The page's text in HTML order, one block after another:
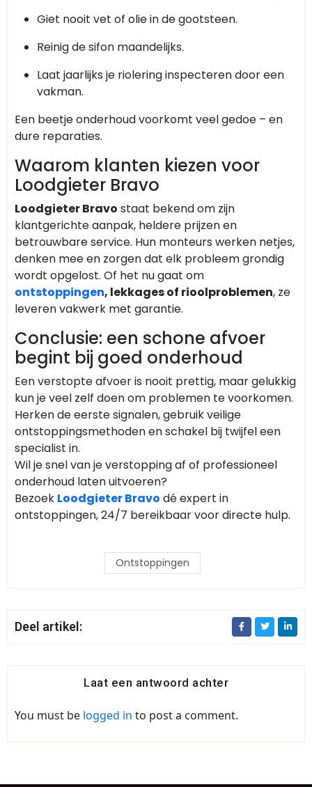
Giet nooit vet of olie in de gootsteen.
Reinig de sifon maandelijks.
Laat jaarlijks je riolering inspecteren door een
vakman.
Een beetje onderhoud voorkomt veel gedoe – en
dure reparaties.
Waarom klanten kiezen voor
Loodgieter Bravo
Loodgieter Bravo staat bekend om zijn
klantgerichte aanpak, heldere prijzen en
betrouwbare service. Hun monteurs werken netjes,
denken mee en zorgen dat elk probleem grondig
wordt opgelost. Of het nu gaat om
ontstoppingen, lekkages of rioolproblemen, ze
leveren vakwerk met garantie.
Conclusie: een schone afvoer
begint bij goed onderhoud
Een verstopte afvoer is nooit prettig, maar gelukkig
kun je veel zelf doen om problemen te voorkomen.
Herken de eerste signalen, gebruik veilige
ontstoppingsmethoden en schakel bij twijfel een
specialist in.
Wil je snel van je verstopping af of professioneel
onderhoud laten uitvoeren?
Bezoek Loodgieter Bravo dé expert in
ontstoppingen, 24/7 bereikbaar voor directe hulp.
Ontstoppingen
Deel artikel:
Laat een antwoord achter
You must be logged in to post a comment.